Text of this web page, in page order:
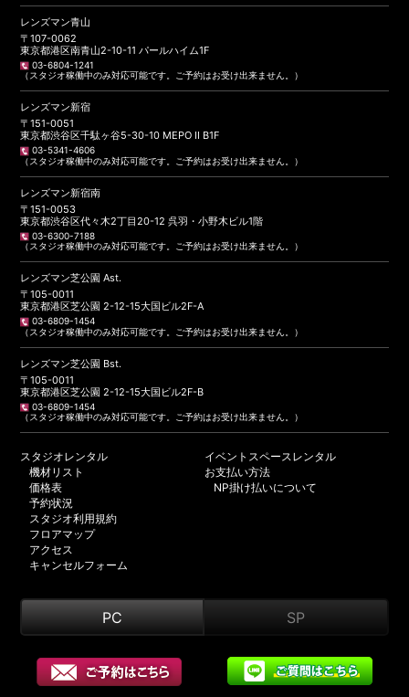
レンズマン青山
〒107-0062
東京都港区南青山2-10-11 パールハイム1F
03-6804-1241
（スタジオ稼働中のみ対応可能です。ご予約はお受け出来ません。）
レンズマン新宿
〒151-0051
東京都渋谷区千駄ヶ谷5-30-10 MEPO II B1F
03-5341-4606
（スタジオ稼働中のみ対応可能です。ご予約はお受け出来ません。）
レンズマン新宿南
〒151-0053
東京都渋谷区代々木2丁目20-12 呉羽・小野木ビル1階
03-6300-7188
（スタジオ稼働中のみ対応可能です。ご予約はお受け出来ません。）
レンズマン芝公園 Ast.
〒105-0011
東京都港区芝公園 2-12-15大国ビル2F-A
03-6809-1454
（スタジオ稼働中のみ対応可能です。ご予約はお受け出来ません。）
レンズマン芝公園 Bst.
〒105-0011
東京都港区芝公園 2-12-15大国ビル2F-B
03-6809-1454
（スタジオ稼働中のみ対応可能です。ご予約はお受け出来ません。）
スタジオレンタル
機材リスト
価格表
予約状況
スタジオ利用規約
フロアマップ
アクセス
キャンセルフォーム
イベントスペースレンタル
お支払い方法
NP掛け払いについて
PC SP